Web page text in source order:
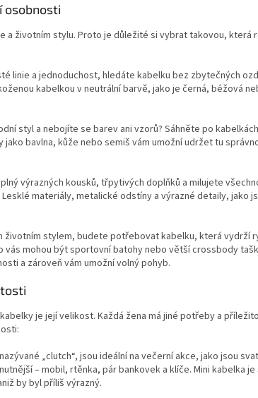
osobnosti
a životním stylu. Proto je důležité si vybrat takovou, která
linie a jednoduchost, hledáte kabelku bez zbytečných
kabelkou v neutrální barvě, jako je černá, béžová
styl a nebojíte se barev ani vzorů? Sáhněte po
bavlna, kůže nebo semiš vám umožní udržet tu
výrazných kousků, třpytivých doplňků a milujete
materiály, metalické odstíny a výrazné detaily, jako
životním stylem, budete potřebovat kabelku, která vydrží
vás mohou být sportovní batohy nebo větší crossbody
a zároveň vám umožní volný pohyb.
je její velikost. Každá žena má jiné potřeby a
„clutch“, jsou ideální na večerní akce, jako jsou
– mobil, rtěnka, pár bankovek a klíče. Mini kabelka
by byl příliš výrazný.